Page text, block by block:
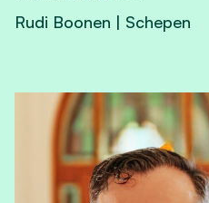
Rudi Boonen | Schepen